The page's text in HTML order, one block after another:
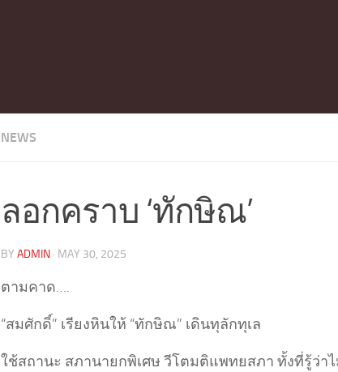
NEWS
ลอกคราบ ‘ทักษิณ’
BY ADMIN · MAY 30, 2025
ตามคาด….
“สมศักดิ์” เรียงหินให้ “ทักษิณ” เดินทุลักทุเล
ใช้สถานะ สภานายกพิเศษ วีโตมติแพทยสภา ทั้งที่รู้ว่า